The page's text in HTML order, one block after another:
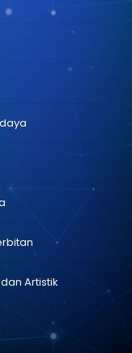
Artistik